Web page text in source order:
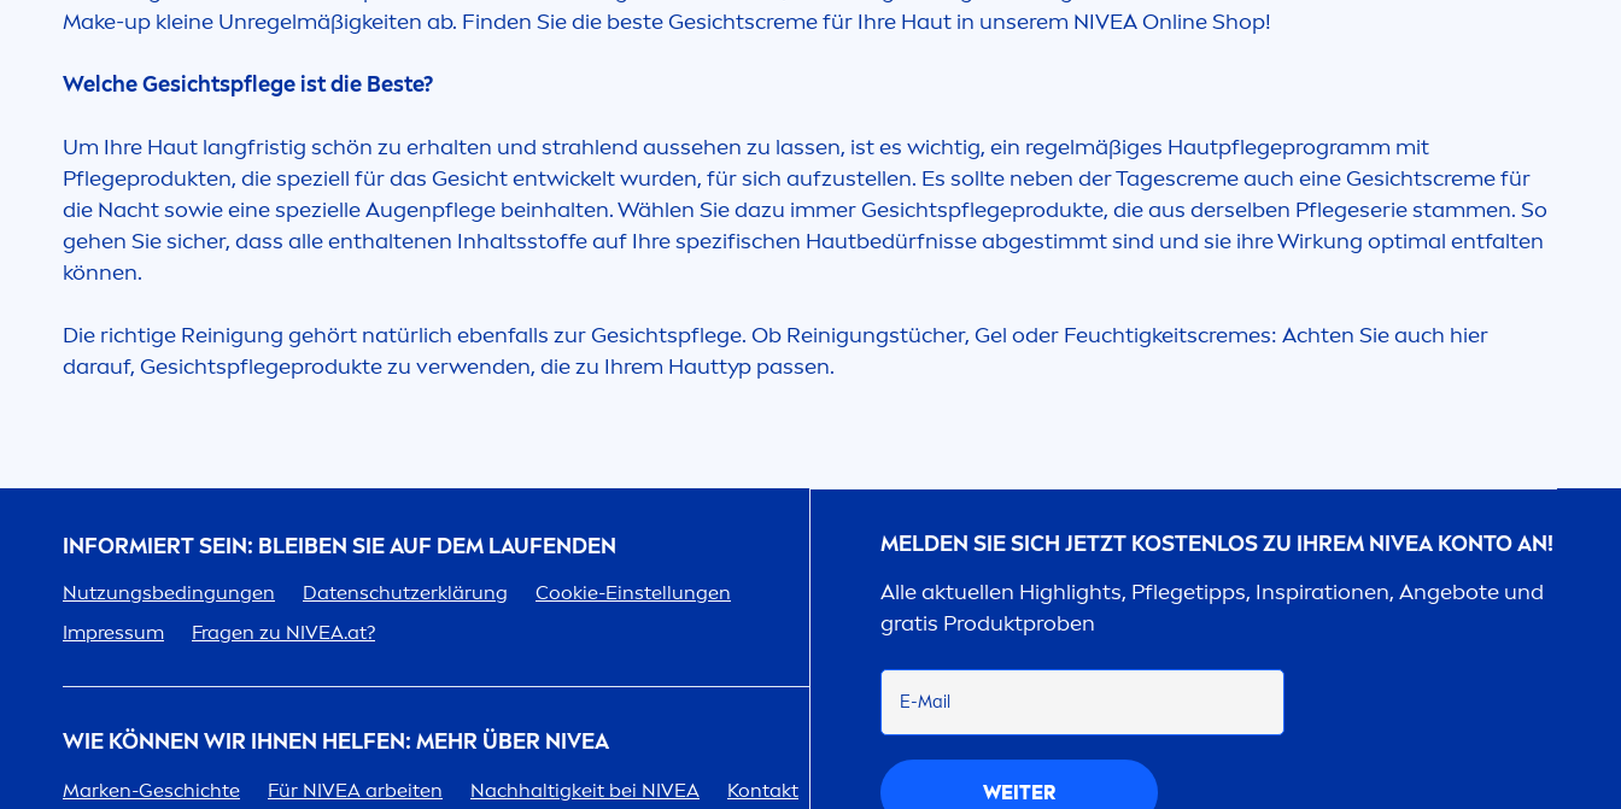
Make-up kleine Unregelmäßigkeiten ab. Finden Sie die beste Gesichtscremefür Ihre Haut in unserem NIVEAOnline Shop!
Welche Gesichtspflege ist die Beste?
Um Ihre Haut langfristig schön zu erhalten und strahlend aussehen zu lassen, ist es wichtig, ein regelmäßiges Hautpflegeprogramm mit
Pflegeprodukten, die speziell für das Gesicht entwickelt wurden, für sich aufzustellen. Es sollte neben der Tagescremeauch eine Gesichtscremefür
die Nacht sowie eine spezielle Augenpflege beinhalten. Wählen Sie dazu immer Gesichtspflegeprodukte, die aus derselben Pflegeserie stammen. So
gehen Sie sicher, dass alle enthaltenen Inhaltsstoffe auf Ihre spezifischen Hautbedürfnisse abgestimmt sind und sie ihre Wirkung optimal entfalten
können.
Die richtige Reinigung gehört natürlich ebenfalls zur Gesichtspflege. Ob Reinigungstücher, Gel oder Feuchtigkeitscremes: Achten Sie auch hier
darauf, Gesichtspflegeprodukte zu verwenden, die zu Ihrem Hauttyp passen.
INFORMIERT SEIN: BLEIBEN SIE AUF DEM LAUFENDEN
Nutzungsbedingungen Datenschutzerklärung
Cookie-Einstellungen
Impressum
Fragen zu NIVEA.at?
WIE KÖNNEN WIR IHNEN HELFEN: MEHR ÜBER NIVEA
Marken-Geschichte Für NIVEA arbeiten Nachhaltigkeit bei NIVEA Kontakt
MELDEN SIE SICH JETZT KOSTENLOS ZU IHREM NIVEA KONTO AN!
Alle aktuellen Highlights, Pflegetipps, Inspirationen, Angebote und
gratis Produktproben
E-Mail
WEITER